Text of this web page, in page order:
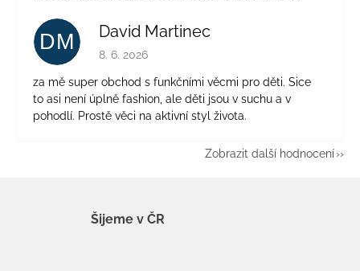
DM David Martinec
Hodnocení obchodu je 5 z 5 hvězdiček.
8. 6. 2026
za mě super obchod s funkčními věcmi pro děti. Sice
to asi není úplně fashion, ale děti jsou v suchu a v
pohodlí. Prostě věci na aktivní styl života.
Zobrazit další hodnocení
Šijeme v ČR